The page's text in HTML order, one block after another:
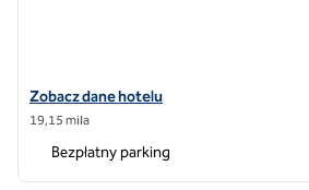
Zobacz szczegóły hotelu Hilton Garden
Zobacz dane hotelu
19,15 mila
Bezpłatny parking